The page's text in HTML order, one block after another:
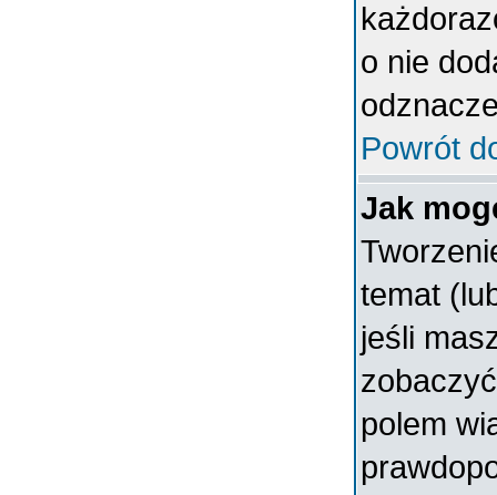
o nie
Powrót
Jak
temat
jeśli
polem